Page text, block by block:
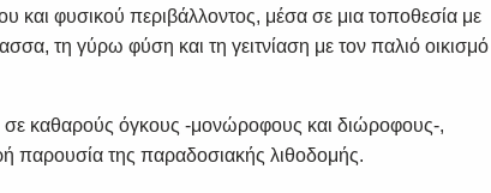
και φυσικού περιβάλλοντος, μέσα σε μια τοποθεσία με
τη γύρω φύση και τη γειτνίαση με τον παλιό οικισμό
σε καθαρούς όγκους -μονώροφους και διώροφους-,
παρουσία της παραδοσιακής λιθοδομής.